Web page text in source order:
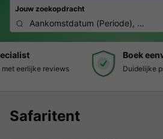
Jouw zoekopdracht
Aankomstdatum (Periode), 2
Boek eenvoudig en zonder
Duidelijke prijzen, moeiteloos
Safaritent